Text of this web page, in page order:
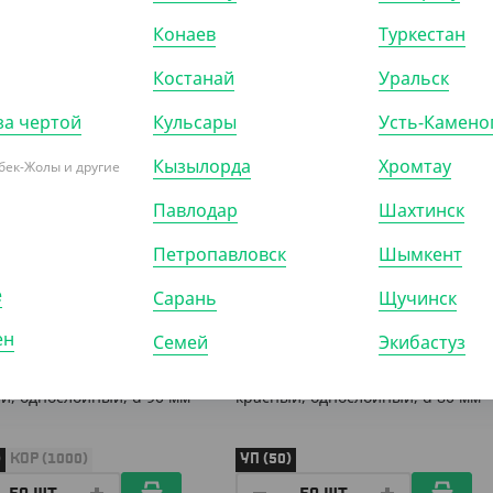
₸/ШТ)
однослойный, d 90 мм
КОР (1000)
АРТ. 1205105
-15%
красный, однослойный, d 80 мм
УП (50)
чертой
Жолы и другие
Конаев
Костанай
Кульсары
Кызылорда
Павлодар
Петропавловск
Сарань
Семей
Туркестан
Уральск
Усть-
Хромтау
Шахтинск
Шымкент
Щучинск
Экибастуз